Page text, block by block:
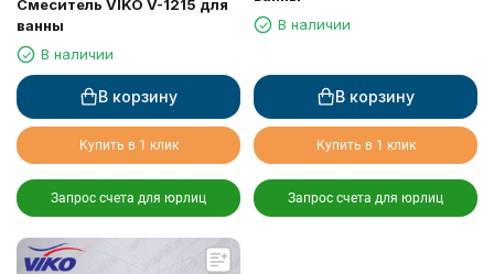
Смеситель VIKO V-1215 для
ванны
В наличии
В корзину
Купить в 1 клик
Запрос счета для юрлиц
В наличии
В корзину
Купить в 1 клик
Запрос счета для юрлиц